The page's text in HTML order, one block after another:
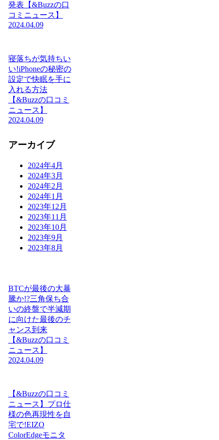
発表【&Buzzの口
コミニュース】
2024.04.09
寝落ちが気持ちい
い!iPhoneの秘密の
設定で快眠を手に
入れる方法
【&Buzzの口コミ
ニュース】
2024.04.09
アーカイブ
2024年4月
2024年3月
2024年2月
2024年1月
2023年12月
2023年11月
2023年10月
2023年9月
2023年8月
BTCが最後の大暴
騰か!?三角保ち合
いの終盤で半減期
に向けた最後のチ
ャンス到来
【&Buzzの口コミ
ニュース】
2024.04.09
【&Buzzの口コミ
ニュース】プロ仕
様の色再現性を自
宅で!EIZO
ColorEdgeモニタ